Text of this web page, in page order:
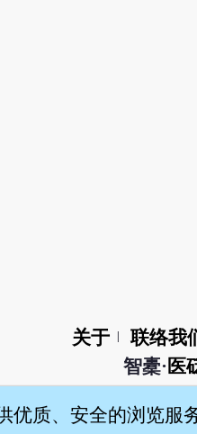
关于 联络我
智橐· 医
优质、安全的浏览服